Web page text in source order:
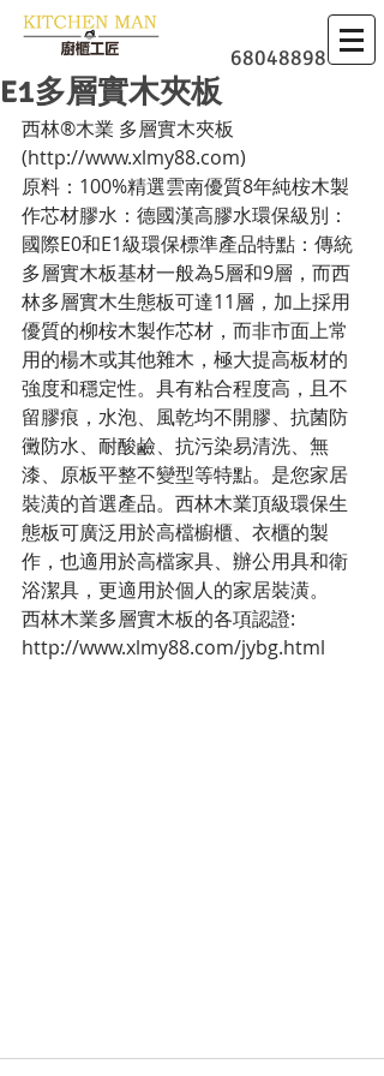
​廚櫃
68048898
E1多層實木夾板
西林®木業 多層實木夾板
(http://www.xlmy88.com)
原料：100%精選雲南優質8年純桉木製
作芯材膠水：德國漢高膠水環保級別：
國際E0和E1級環保標準產品特點：傳統
多層實木板基材一般為5層和9層，而西
林多層實木生態板可達11層，加上採用
優質的柳桉木製作芯材，而非市面上常
用的楊木或其他雜木，極大提高板材的
強度和穩定性。具有粘合程度高，且不
留膠痕，水泡、風乾均不開膠、抗菌防
黴防水、耐酸鹼、抗污染易清洗、無
漆、原板平整不變型等特點。是您家居
裝潢的首選產品。西林木業頂級環保生
態板可廣泛用於高檔櫥櫃、衣櫃的製
作，也適用於高檔家具、辦公用具和衛
浴潔具，更適用於個人的家居裝潢。
西林木業多層實木板的各項認證:
http://www.xlmy88.com/jybg.html